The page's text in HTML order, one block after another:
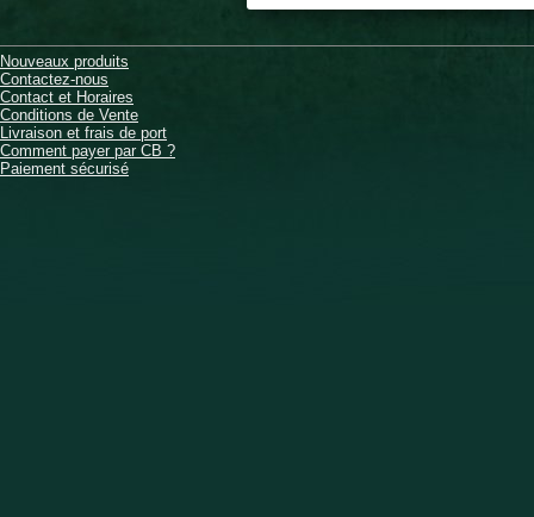
Nouveaux produits
Contactez-nous
Contact et Horaires
Conditions de Vente
Livraison et frais de port
Comment payer par CB ?
Paiement sécurisé